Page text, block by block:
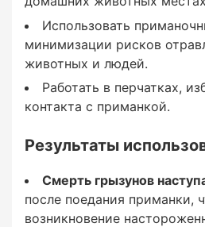
Приманочные точки
дней после первого
необходимости приманка
полного уничтожения
Утилизация:
Использовать
минимизации рисков
животных и людей.
Работать в перчатках,
контакта с приманкой.
Результаты
Смерть грызунов
после поедания приманки,
возникновение